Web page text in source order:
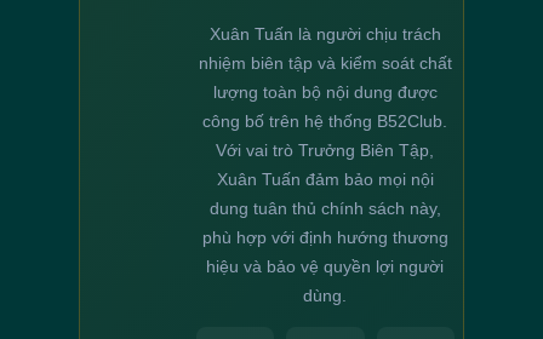
Xuân Tuấn là người chịu trách
nhiệm biên tập và kiểm soát chất
lượng toàn bộ nội dung được
công bố trên hệ thống B52Club.
Với vai trò Trưởng Biên Tập,
Xuân Tuấn đảm bảo mọi nội
dung tuân thủ chính sách này,
phù hợp với định hướng thương
hiệu và bảo vệ quyền lợi người
dùng.